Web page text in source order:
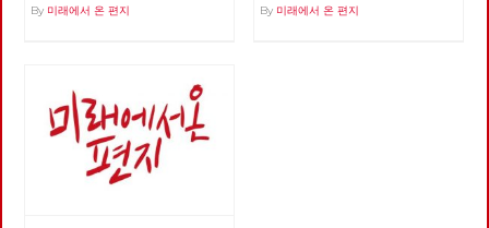
By 미래에서 온 편지 By 미래에서 온 편지